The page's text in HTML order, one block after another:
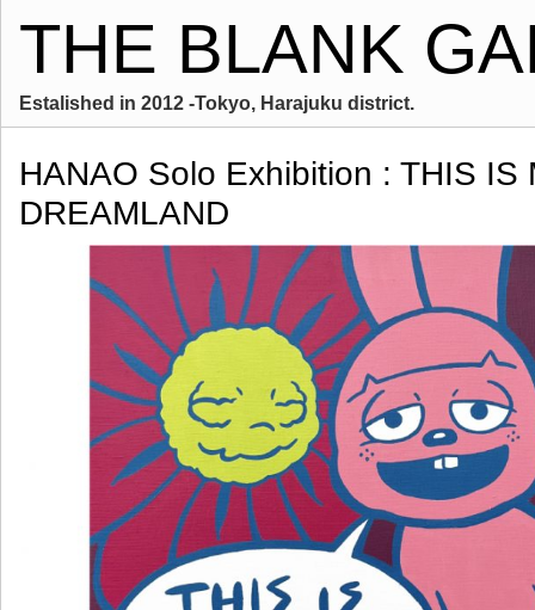
THE BLANK
Estalished in 2012 -Tokyo, Harajuku district.
HANAO Solo Exhibition : THIS IS
DREAMLAND